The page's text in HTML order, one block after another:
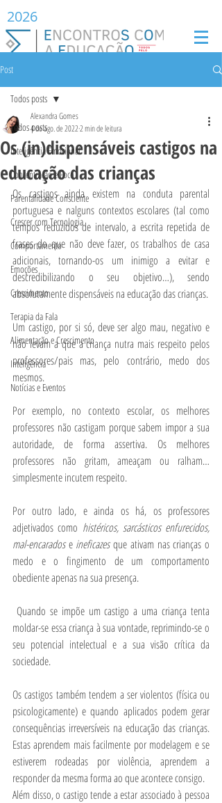
2026
Post
Todos posts
Inteligência Emocional
Concentração e Foco
Parentalidade Consciente
Crescer com Tecnologia
Comportamento
Emoções
Crescimento
Terapia da Fala
Alimentação e Crescimento
Inteligência
Notícias e Eventos
Todos posts
Os (in)dispensáveis castigos na
educação das crianças
Alexandra Gomes
4 de ago. de 20222 min de leitura
Os castigos ainda existem na conduta parental
portuguesa e nalguns contextos escolares (tal como
tempos reduzidos de intervalo, a escrita repetida de
frases do que não deve fazer, os trabalhos de casa
adicionais, tornando-os um inimigo a evitar e
descredibilizando o seu objetivo…), sendo
absolutamente dispensáveis na educação das crianças.
Um castigo, por si só, deve ser algo mau, negativo e
não levam a que a criança nutra mais respeito pelos
professores/pais mas, pelo contrário, medo dos
mesmos.
Por exemplo, no contexto escolar, os melhores
professores não castigam porque sabem impor a sua
autoridade, de forma assertiva. Os melhores
professores não gritam, ameaçam ou ralham…
simplesmente incutem respeito.
Por outro lado, e ainda os há, os professores
adjetivados como histéricos, sarcásticos enfurecidos,
mal-encarados e ineficazes que ativam nas crianças o
medo e o fingimento de um comportamento
obediente apenas na sua presença.
moldar-se essa criança à sua vontade, reprimindo-se o
seu potencial intelectual e a sua visão crítica da
sociedade.
Os castigos também tendem a ser violentos (física ou
psicologicamente) e quando aplicados podem gerar
consequências irreversíveis na educação das crianças.
Estas aprendem mais facilmente por modelagem e se
estiverem rodeadas por violência, aprendem a
responder da mesma forma ao que acontece consigo.
Além disso, o castigo tende a estar associado à pessoa